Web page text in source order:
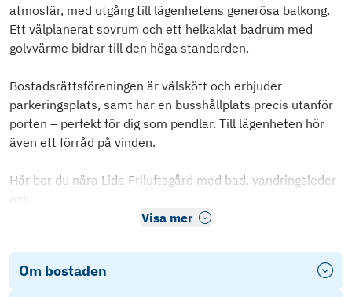
atmosfär, med utgång till lägenhetens generösa balkong.
Ett välplanerat sovrum och ett helkaklat badrum med
golvvärme bidrar till den höga standarden.
Bostadsrättsföreningen är välskött och erbjuder
parkeringsplats, samt har en busshållplats precis utanför
porten – perfekt för dig som pendlar. Till lägenheten hör
även ett förråd på vinden.
Här bor du nära Lida Friluftsgård med bad, vandringsleder
Visa mer
Om bostaden